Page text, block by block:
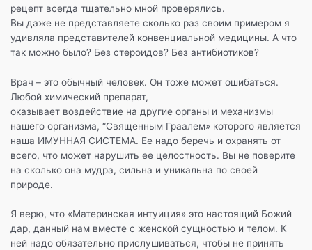
рецепт всегда тщательно мной проверялись.
Вы даже не представляете сколько раз своим примером я
удивляла представителей конвенциальной медицины. А что
так можно было? Без стероидов? Без антибиотиков?
Врач – это обычный человек. Он тоже может ошибаться.
Любой химический препарат,
оказывает воздействие на другие органы и механизмы
нашего организма, “Священным Граалем» которого является
наша ИМУННАЯ СИСТЕМА. Ее надо беречь и охранять от
всего, что может нарушить ее целостность. Вы не поверите
на сколько она мудра, сильна и уникальна по своей
природе.
Я верю, что «Материнская интуиция» это настоящий Божий
дар, данный нам вместе с женской сущностью и телом. К
ней надо обязательно прислушиваться, чтобы не принять